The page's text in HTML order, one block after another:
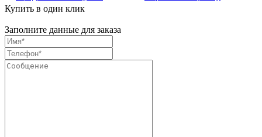
Купить в один клик
Заполните данные для заказа